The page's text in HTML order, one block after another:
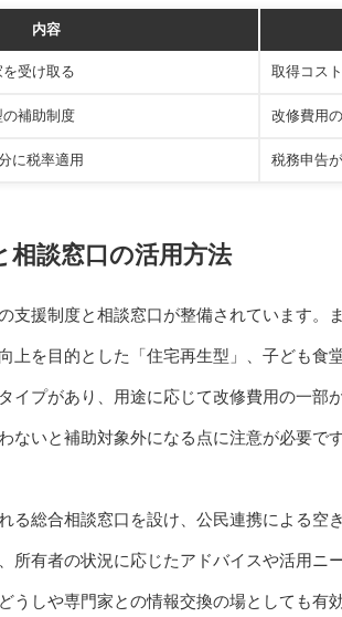
内容
受け取る 取得コス
補助制度 改修費用
に税率適用 税務申告
相談窓口の活用方法
援制度と相談窓口が整備されています。
上を目的とした「住宅再生型」、子ども食
イプがあり、用途に応じて改修費用の一部
ないと補助対象外になる点に注意が必要で
る総合相談窓口を設け、公民連携による空
所有者の状況に応じたアドバイスや活用ニ
しや専門家との情報交換の場としても有効